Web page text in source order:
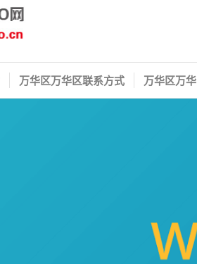
万华区万华区联系方式 万华区万